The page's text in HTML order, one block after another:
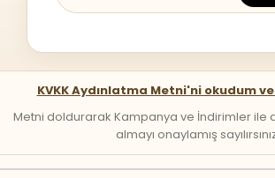
KVKK Aydınlatma Metni'ni okudum
Metni doldurarak Kampanya ve İndirimler ile
almayı onaylamış